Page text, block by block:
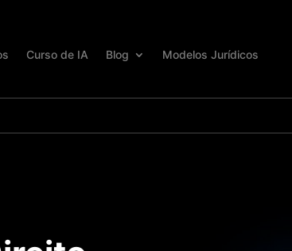
Curso de IA Blog Modelos Jurídicos